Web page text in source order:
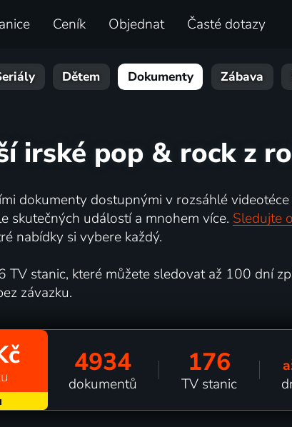
Ceník Objednat Časté dotazy
Dětem Dokumenty Zábava
irské pop & rock z
dokumenty dostupnými v rozsáhlé
skutečných událostí a mnohem více. Sledujte
nabídky si vybere každý.
stanic, které můžete sledovat až 100 dní
závazku.
4934
dokumentů
176
TV stanic